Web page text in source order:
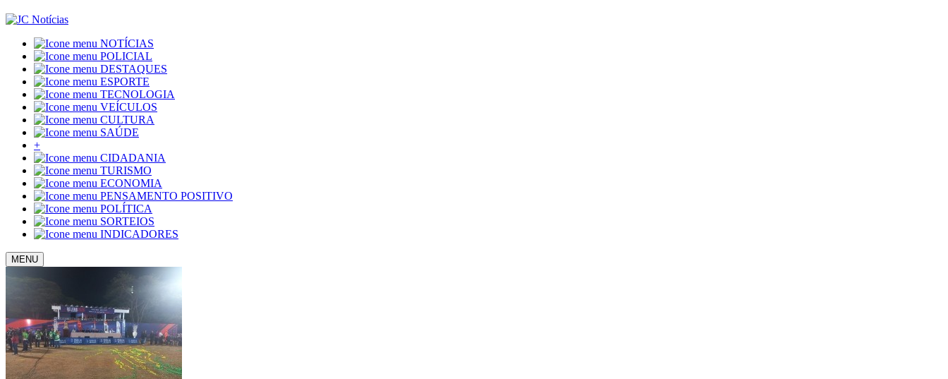
NOTÍCIAS
POLICIAL
DESTAQUES
ESPORTE
TECNOLOGIA
VEÍCULOS
CULTURA
SAÚDE
+
CIDADANIA
TURISMO
ECONOMIA
PENSAMENTO POSITIVO
POLÍTICA
SORTEIOS
INDICADORES
MENU